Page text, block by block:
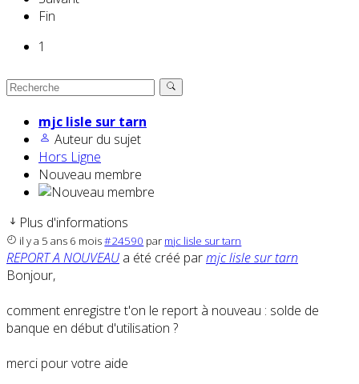
Fin
1
mjc lisle sur tarn
Auteur du sujet
Hors Ligne
Nouveau membre
Plus d'informations
il y a 5 ans 6 mois#24590 par mjc lisle sur tarn
REPORT A NOUVEAU a été créé parmjc lisle sur tarn
Bonjour,
comment enregistre t'on le report à nouveau : solde de
banque en début d'utilisation ?
merci pour votre aide